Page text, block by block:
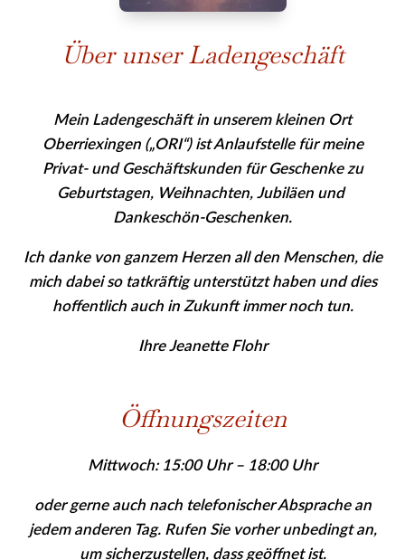
Über unser Ladengeschäft
Mein Ladengeschäft in unserem kleinen Ort
Oberriexingen („ORI“) ist Anlaufstelle für meine
Privat- und Geschäfts­kunden für Geschenke zu
Geburtstagen, Weihnachten, Jubiläen und
Dankeschön-Geschenken.
Ich danke von ganzem Herzen all den Menschen, die
mich dabei so tatkräftig unterstützt haben und dies
hoffentlich auch in Zukunft immer noch tun.
Ihre Jeanette Flohr
Öffnungszeiten
Mittwoch: 15:00 Uhr – 18:00 Uhr
oder gerne auch nach telefonischer Absprache an
jedem anderen Tag. Rufen Sie vor­herunbedingtan,
um sicher­zu­stellen, dass geöffnet ist.